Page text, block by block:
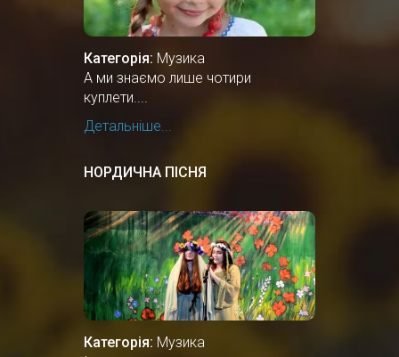
Категорія: Музика
А ми знаємо лише чотири
куплети....
Детальніше...
НОРДИЧНА ПІСНЯ
Категорія: Музика